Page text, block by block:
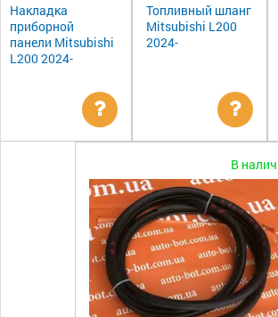
Накладка
приборной
панели Mitsubishi
L200 2024-
Уточнить
Топливный шланг
Mitsubishi L200
2024-
цену
В